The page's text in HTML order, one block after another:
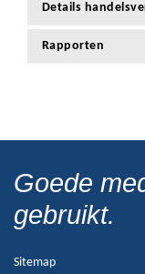
Details
Rapporten
Goede
gebruikt.
Sitemap